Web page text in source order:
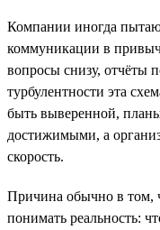
Компании иногда
коммуникации в
вопросы снизу, отчёты
турбулентности эта
быть выверенной,
достижимыми, а
скорость.
Причина обычно в том,
понимать реальность: